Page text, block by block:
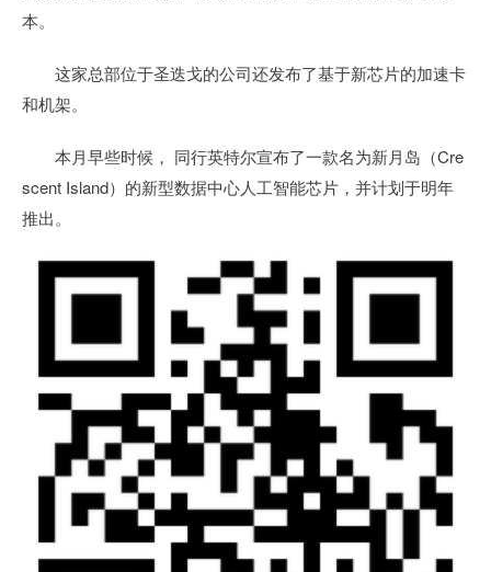
本。
这家总部位于圣迭戈的公司还发布了基于新芯片的加速卡
和机架。
本月早些时候， 同行英特尔宣布了一款名为新月岛（Cre
scent Island）的新型数据中心人工智能芯片，并计划于明年
推出。